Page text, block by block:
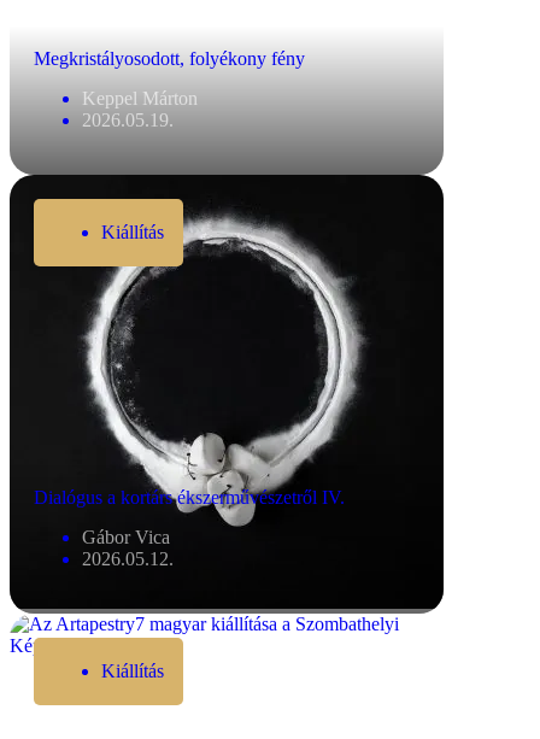
Megkristályosodott, folyékony fény
Keppel Márton
2026.05.19.
Kiállítás
Dialógus a kortárs ékszerművészetről IV.
Gábor Vica
2026.05.12.
Kiállítás